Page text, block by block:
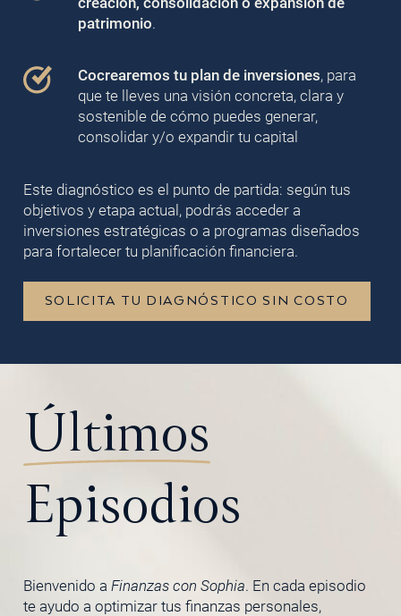
patrimonio.
Cocrearemos tu plan de inversiones, para
que te lleves una visión concreta, clara y
sostenible de cómo puedes generar,
consolidar y/o expandir tu capital
Este diagnóstico es el punto de partida: según tus
objetivos y etapa actual, podrás acceder a
inversiones estratégicas o a programas diseñados
para fortalecer tu planificación financiera.
SOLICITA TU DIAGNÓSTICO SIN COSTO
Últimos
Episodios
Bienvenido a Finanzas con Sophia. En cada episodio
te ayudo a optimizar tus finanzas personales,